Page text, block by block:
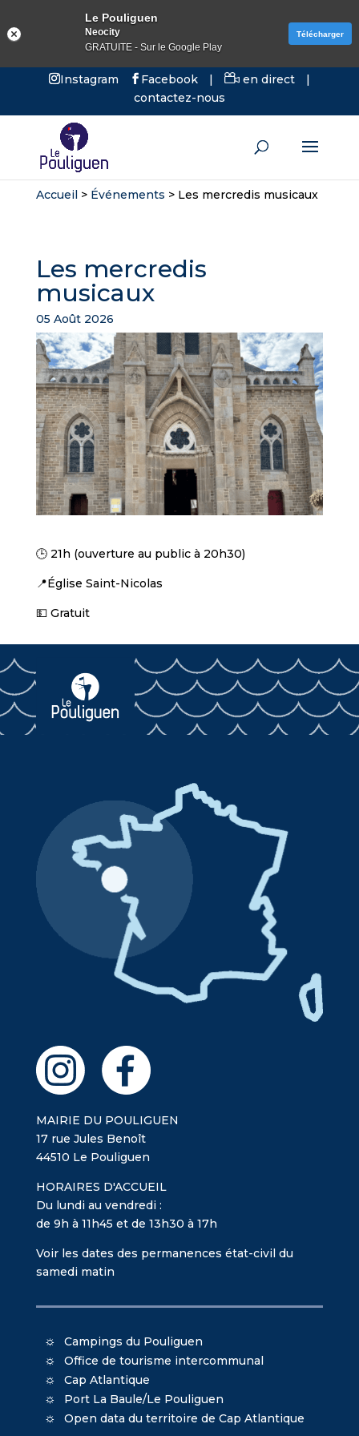
Instagram Facebook | en direct
|
contactez-nous
Accueil> Événements > Les mercredis musicaux
Les mercredis
musicaux
05 Août 2026
🕒 21h (ouverture au public à 20h30)
📍Église Saint-Nicolas
💵 Gratuit
MAIRIE DU POULIGUEN
17 rue Jules Benoît
44510 Le Pouliguen
HORAIRES D'ACCUEIL
Du lundi au vendredi :
de 9h à 11h45 et de 13h30 à 17h
Voir les dates des permanences état-civil du
samedi matin
Campings du Pouliguen
Office de tourisme intercommunal
Cap Atlantique
Port La Baule/Le Pouliguen
Open data du territoire de Cap Atlantique
Le Pouliguen
Neocity
GRATUITE - Sur le Google Play
Télécharger